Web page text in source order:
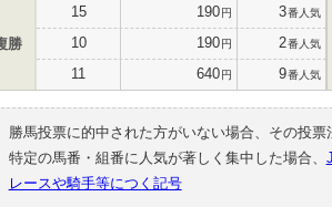
勝
15 190円 3番人気
10 190円 2番人気
11 640円 9番人気
勝馬投票に的中された方がいない場合、その投
特定の馬番・組番に人気が著しく集中した場合、
レースや騎手等につく記号